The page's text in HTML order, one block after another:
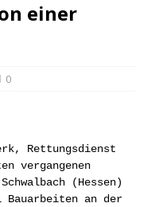
einer
0
Rettungsdienst
vergangenen
(Hessen)
Bauarbeiten an der